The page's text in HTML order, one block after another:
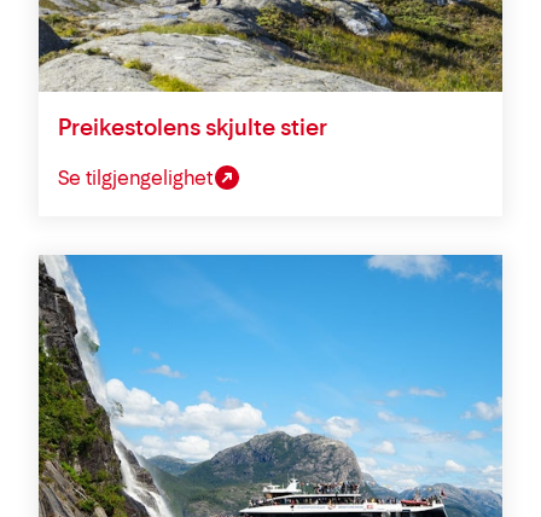
Preikestolens skjulte stier
Se tilgjengelighet